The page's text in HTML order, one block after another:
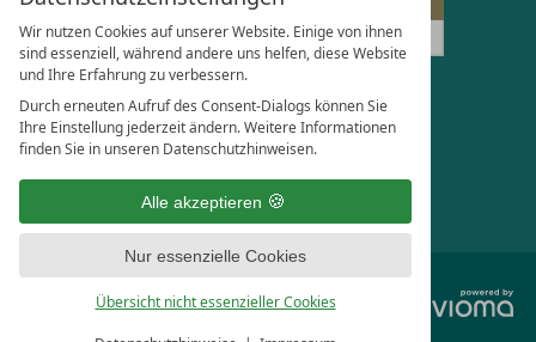
Wir nutzen Cookies auf unserer Website. Einige von ihnen
sind essenziell, während andere uns helfen, diese Website
und Ihre Erfahrung zu verbessern.
Durch erneuten Aufruf des Consent-Dialogs können Sie
Ihre Einstellung jederzeit ändern. Weitere Informationen
finden Sie in unseren Datenschutzhinweisen.
Alle akzeptieren
Nur essenzielle Cookies
Übersicht nicht essenzieller Cookies